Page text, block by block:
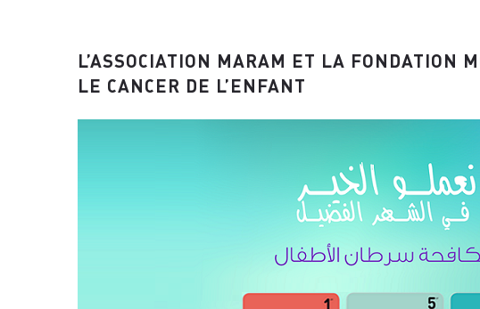
L’ASSOCIATION MARAM ET LA FONDATION
LE CANCER DE L’ENFANT